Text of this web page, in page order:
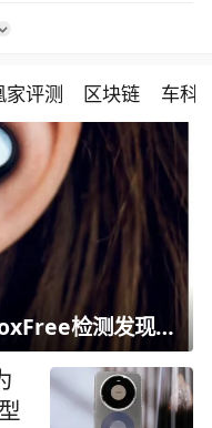
家评测 区块链 车科
81款主流耳机全军覆没：ToxFree检测发现均含对人体有害化学物质